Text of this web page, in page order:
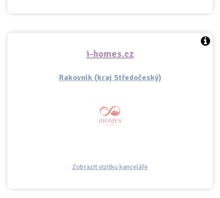
i-homes.cz
Rakovník (kraj Středočeský)
Zobrazit vizitku kanceláře